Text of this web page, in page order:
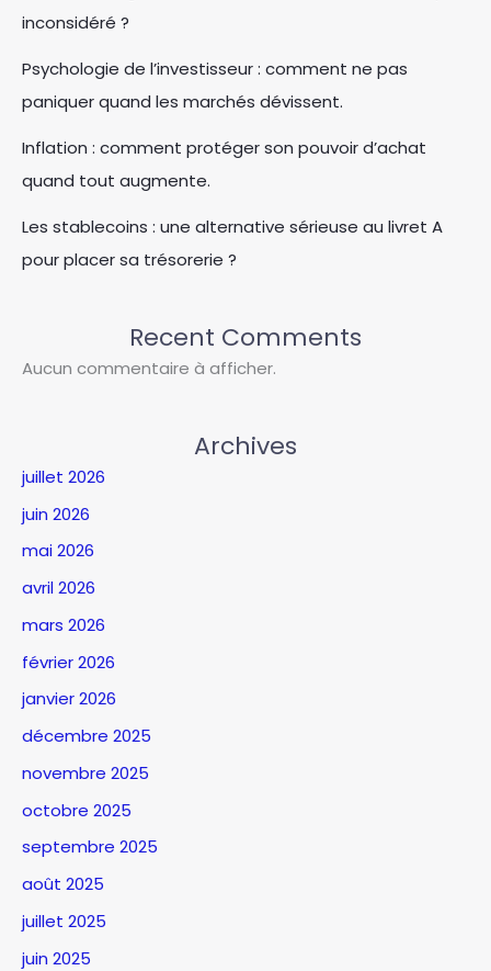
inconsidéré ?
Psychologie de l’investisseur : comment ne pas
paniquer quand les marchés dévissent.
Inflation : comment protéger son pouvoir d’achat
quand tout augmente.
Les stablecoins : une alternative sérieuse au livret A
pour placer sa trésorerie ?
Recent Comments
Aucun commentaire à afficher.
Archives
juillet 2026
juin 2026
mai 2026
avril 2026
mars 2026
février 2026
janvier 2026
décembre 2025
novembre 2025
octobre 2025
septembre 2025
août 2025
juillet 2025
juin 2025